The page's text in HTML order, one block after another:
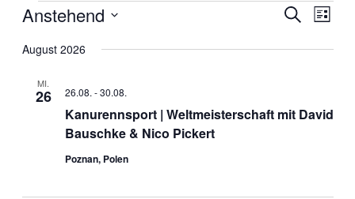
Veranstaltungen
und
Suche
Liste
Anstehend
wählen.
August 2026
MI.
26
Kanurennsport | Weltmeisterschaft mit David
Bauschke & Nico Pickert
26.08. -30.08.
Poznan, Polen